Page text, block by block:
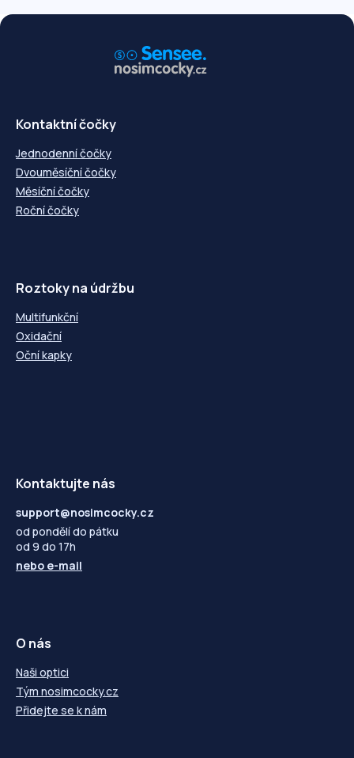
Kontaktní čočky
Jednodenní čočky
Dvouměsíční čočky
Měsíční čočky
Roční čočky
Roztoky na údržbu
Multifunkční
Oxidační
Oční kapky
Kontaktujte nás
support@nosimcocky.cz
od pondělí do pátku
od 9 do 17h
nebo e-mail
O nás
Naši optici
Tým nosimcocky.cz
Přidejte se k nám